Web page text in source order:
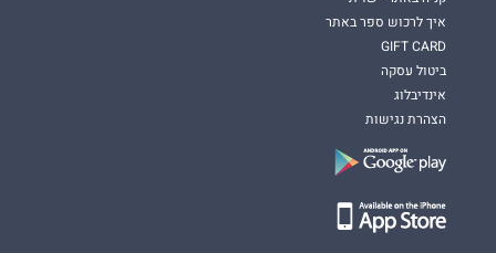
איך לרכוש ספר באתר
GIFT CARD
ביטול עסקה
אינדיבלוג
הצהרת נגישות